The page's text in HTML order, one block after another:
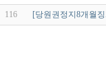
116 [당원권정지8개월